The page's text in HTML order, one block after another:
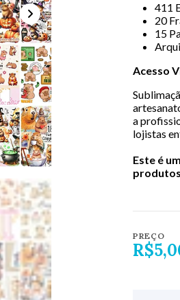
411
20
15
Acesso
a
lojistas
Este é
PREÇO